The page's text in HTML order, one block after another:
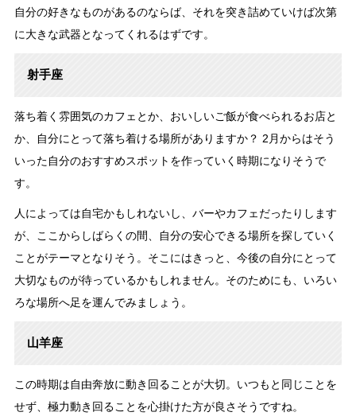
自分の好きなものがあるのならば、それを突き詰めていけば次第
に大きな武器となってくれるはずです。
射手座
落ち着く雰囲気のカフェとか、おいしいご飯が食べられるお店と
か、自分にとって落ち着ける場所がありますか？ 2月からはそう
いった自分のおすすめスポットを作っていく時期になりそうで
す。
人によっては自宅かもしれないし、バーやカフェだったりします
が、ここからしばらくの間、自分の安心できる場所を探していく
ことがテーマとなりそう。そこにはきっと、今後の自分にとって
大切なものが待っているかもしれません。そのためにも、いろい
ろな場所へ足を運んでみましょう。
山羊座
この時期は自由奔放に動き回ることが大切。いつもと同じことを
せず、極力動き回ることを心掛けた方が良さそうですね。